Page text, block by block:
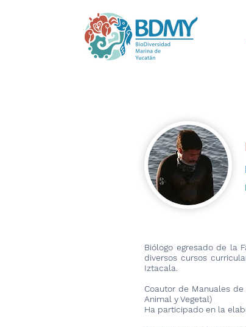
Biólogo egresado de la
diversos cursos
Iztacala.
Coautor de Manuales
Animal y Vegetal)
Ha participado en la